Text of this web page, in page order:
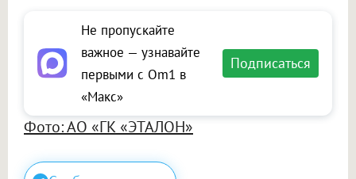
Не пропускайте
важное — узнавайте
первыми с Om1 в
«Макс»
Подписаться
Фото: АО «ГК «ЭТАЛОН»